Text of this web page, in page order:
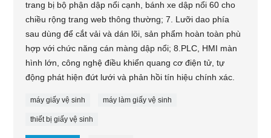
trang bị bộ phận dập nổi cạnh, bánh xe dập nổi 60 cho
chiều rộng trang web thông thường; 7. Lưỡi dao phía
sau dùng để cắt vải và dán lõi, sản phẩm hoàn toàn phù
hợp với chức năng cán màng dập nổi; 8.PLC, HMI màn
hình lớn, công nghệ điều khiển quang cơ điện tử, tự
động phát hiện đứt lưới và phản hồi tín hiệu chính xác.
máy giấy vệ sinh máy làm giấy vệ sinh
thiết bị giấy vệ sinh